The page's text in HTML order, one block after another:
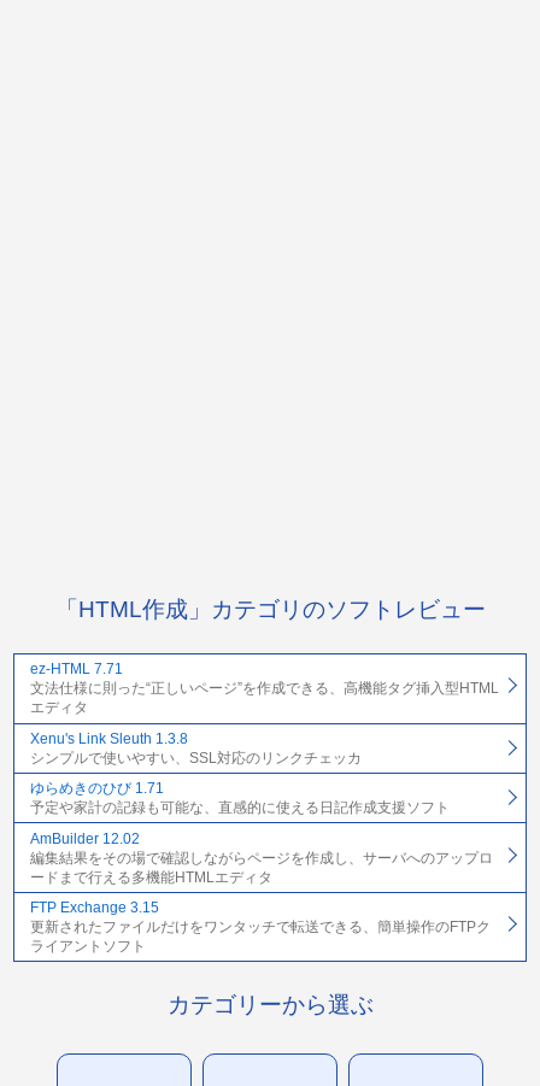
「HTML作成」カテゴリのソフトレビュー
ez-HTML 7.71
文法仕様に則った“正しいページ”を作成できる、高機能タグ挿入型HTML
エディタ
Xenu's Link Sleuth 1.3.8
シンプルで使いやすい、SSL対応のリンクチェッカ
ゆらめきのひび 1.71
予定や家計の記録も可能な、直感的に使える日記作成支援ソフト
AmBuilder 12.02
編集結果をその場で確認しながらページを作成し、サーバへのアップロ
ードまで行える多機能HTMLエディタ
FTP Exchange 3.15
更新されたファイルだけをワンタッチで転送できる、簡単操作のFTPク
ライアントソフト
カテゴリーから選ぶ